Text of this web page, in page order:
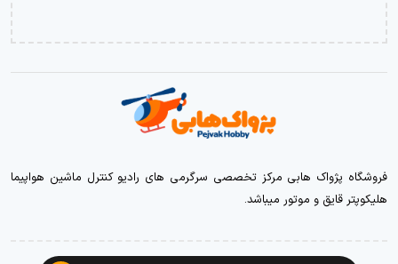
فروشگاه پژواک هابی مرکز تخصصی سرگرمی های رادیو کنترل ماشین هواپیما
هلیکوپتر قایق و موتور میباشد.